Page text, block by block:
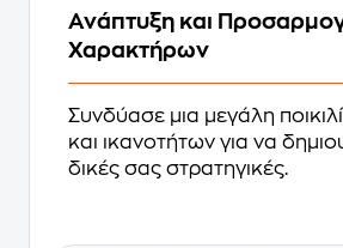
Ανάπτυξη και
Χαρακτήρων
Συνδύασε μια μεγάλη
και ικανοτήτων για να
δικές σας στρατηγικές.